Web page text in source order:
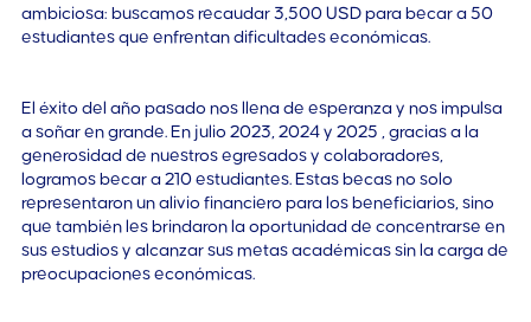
ambiciosa: buscamos recaudar 3,500 USD para becar a 50
estudiantes que enfrentan dificultades económicas.
El éxito del año pasado nos llena de esperanza y nos impulsa
a soñar en grande. En julio 2023, 2024 y 2025 , gracias a la
generosidad de nuestros egresados y colaboradores,
logramos becar a 210 estudiantes. Estas becas no solo
representaron un alivio financiero para los beneficiarios, sino
que también les brindaron la oportunidad de concentrarse en
sus estudios y alcanzar sus metas académicas sin la carga de
preocupaciones económicas.